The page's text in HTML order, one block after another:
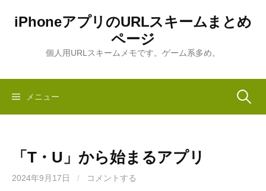
へ
iPhoneアプリのURLスキームまとめ
ページ
個人用URLスキームメモです。ゲーム系多め。
メニュー 検
「T・U」から始まるアプリ
2024年9月17日 / コメントする